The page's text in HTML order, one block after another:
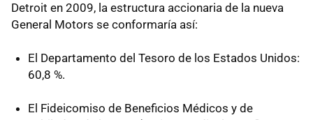
Detroit en 2009, la estructura accionaria de la nueva
General Motors se conformaría así:
El Departamento del Tesoro de los Estados Unidos:
60,8 %.
El Fideicomiso de Beneficios Médicos y de